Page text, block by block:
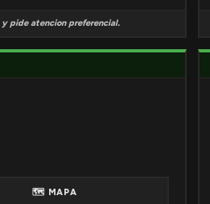
y pide atencion preferencial.
🗺 MAPA